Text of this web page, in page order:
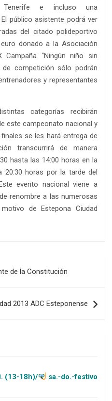
Tenerife e incluso una
público asistente podrá ver
del citado polideportivo
donado a la Asociación
“Ningún niño sin
competición sólo podrán
y representantes
categorías recibirán
este campeonato nacional y
se les hará entrega de
transcurrirá de manera
hasta las 14:00 horas en la
20:30 horas por la tarde del
evento nacional viene a
renombre a las numerosas
de Estepona Ciudad
de la Constitución
2013 ADC Esteponense
sa.-do.-festivos (11-20h)